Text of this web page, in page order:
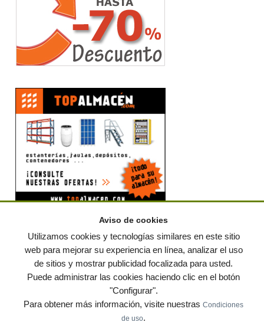
© residuos.com - Todos los derechos reservados-Política de privacidad|
Condiciones de uso
Editores Mapa web Preguntas frecuentes
Publica tus anuncios gratis!
Mueble Hogar Para almacen
Notas de prensa
Aviso de cookies
Utilizamos cookies y tecnologías similares en este sitio
web para mejorar su experiencia en línea, analizar el uso
de sitios y mostrar publicidad focalizada para usted.
Puede administrar las cookies haciendo clic en el botón
"Configurar".
Para obtener más información, visite nuestras Condiciones
de uso.